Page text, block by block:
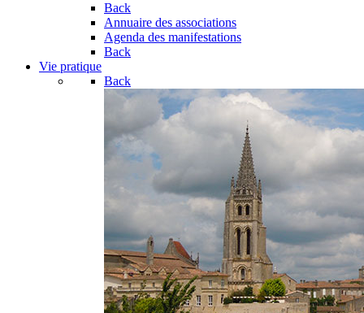
Back
Annuaire des associations
Agenda des manifestations
Back
Vie pratique
Back